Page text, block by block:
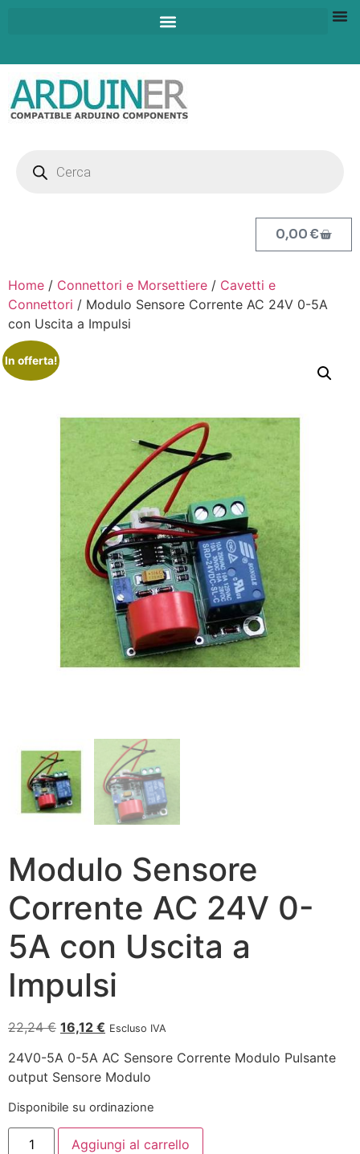
0,00€
Home / Connettori e Morsettiere / Cavetti e
Connettori / Modulo Sensore Corrente AC 24V 0-5A
con Uscita a Impulsi
In offerta!
Modulo Sensore
Corrente AC 24V 0-
5A con Uscita a
Impulsi
22,24€ 16,12 € Escluso IVA
24V0-5A 0-5A AC Sensore Corrente Modulo Pulsante
output Sensore Modulo
Disponibile su ordinazione
Aggiungi al carrello